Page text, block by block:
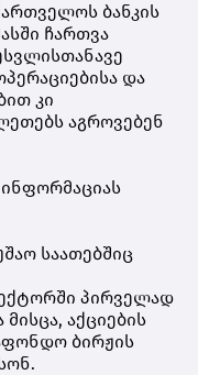
ბანკის
ჩართვა
და
კი
აგროვებენ
საათებშიც
პირველად
აქციების
ბირჟის